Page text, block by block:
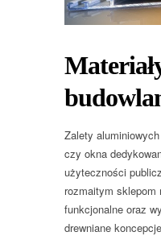
Zalety
czy okna
użyteczności
rozmaitym sklepom
funkcjonalne oraz
drewniane